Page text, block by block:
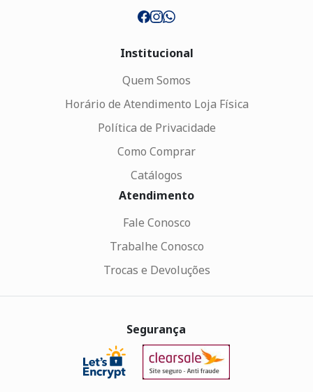
Institucional
Quem Somos
Horário de Atendimento Loja Física
Política de Privacidade
Como Comprar
Catálogos
Atendimento
Fale Conosco
Trabalhe Conosco
Trocas e Devoluções
Segurança